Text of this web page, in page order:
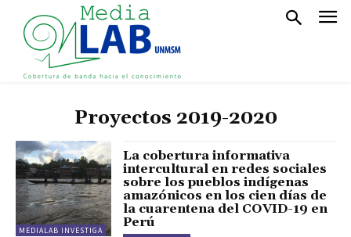
Proyectos 2019-2020
MEDIALAB INVESTIGA
La cobertura informativa
intercultural en redes sociales
sobre los pueblos indígenas
amazónicos en los cien días de
la cuarentena del COVID-19 en
Perú